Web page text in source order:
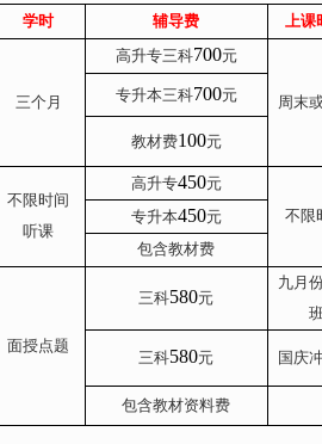
学时 辅导费 上课
三个月
高升专三科700元
周末
专升本三科700元
教材费100元
不限时间
听课
高升专450元
不限
专升本450元
包含教材费
面授点题
三科580元
九月
三科580元 国庆
包含教材资料费